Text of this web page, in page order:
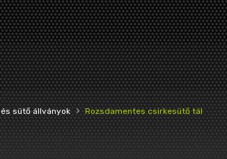
sütő állványok › Rozsdamentes csirkesütő tál